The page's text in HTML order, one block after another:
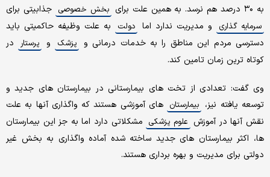
به ۳۰ درصد هم نرسد. به همین علت برای
بخش خصوصی جذابیتی برای
سرمایه گذاری و مدیریت ندارد اما دولت
به علت وظیفه حاکمیتی باید
دسترسی مردم این مناطق را به خدمات درمانی و
پزشک و پرستار
در
کوتاه ترین زمان تامین کند.
وی گفت: تعدادی از تخت های بیمارستانی در بیمارستان های جدید و
توسعه یافته نیز، بیمارستان های آموزشی هستند که واگذاری آنها به علت
نقش آنها در آموزش علوم پزشکی مشکلاتی دارد اما به جز این بیمارستان
ها، اکثر بیمارستان های جدید ساخته شده آماده واگذاری به بخش غیر
دولتی برای مدیریت و بهره برداری هستند.